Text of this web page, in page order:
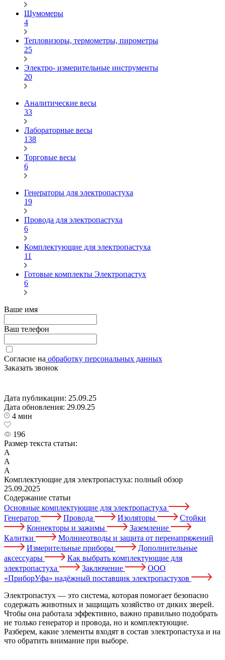
Шумомеры
4
Тепловизоры, термометры, пирометры
25
Электро- измерительные инструменты
20
Аналитические весы
33
Лабораторные весы
138
Торговые весы
6
Генераторы для электропастуха
19
Провода для электропастуха
6
Комплектующие для электропастуха
11
Готовые комплекты Электропастух
6
Ваше имя
Ваш телефон
Согласие на обработку персональных данных
Заказать звонок
Дата публикации: 25.09.25
Дата обновления: 29.09.25
4 мин
196
Размер текста статьи:
А
А
А
Комплектующие для электропастуха: полный обзор
25.09.2025
Содержание статьи
Основные комплектующие для электропастуха
Генератор
Провода Изоляторы
Стойки
Коннекторы и зажимы
Заземление
Калитки
Молниеотводы и защита от перенапряжений
Измерительные приборы
Дополнительные
аксессуары
Как выбрать комплектующие для
электропастуха
Заключение
ООО
«ПриборУфа» надёжный поставщик электропастухов
Электропастух — это система, которая помогает безопасно
содержать животных и защищать хозяйство от диких зверей.
Чтобы она работала эффективно, важно правильно подобрать
не только генератор и провода, но и комплектующие.
Разберем, какие элементы входят в состав электропастуха и на
что обратить внимание при выборе.